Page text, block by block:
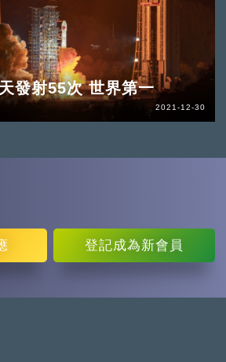
發射55次 世界第一
2021-12-30
登記成為新會員